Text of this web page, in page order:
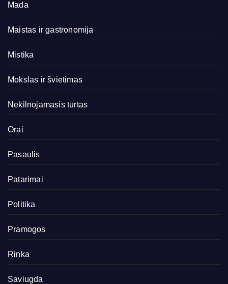
Mada
Maistas ir gastronomija
Mistika
Mokslas ir švietimas
Nekilnojamasis turtas
Orai
Pasaulis
Patarimai
Politika
Pramogos
Rinka
Saviugda